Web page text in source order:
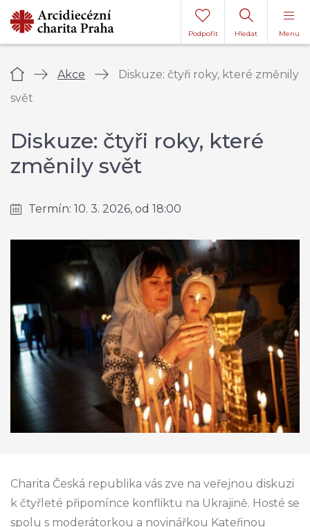
Menu
Hledat
Podpořit
Úvod Akce
Diskuze: čtyři roky, které změnily
svět
Diskuze: čtyři roky, které
změnily svět
Termín: 10. 3. 2026, od 18:00
Charita Česká republika vás zve na veřejnou diskuzi
k čtyřleté připomínce konfliktu na Ukrajině. Hosté se
spolu s moderátorkou a novinářkou Kateřinou